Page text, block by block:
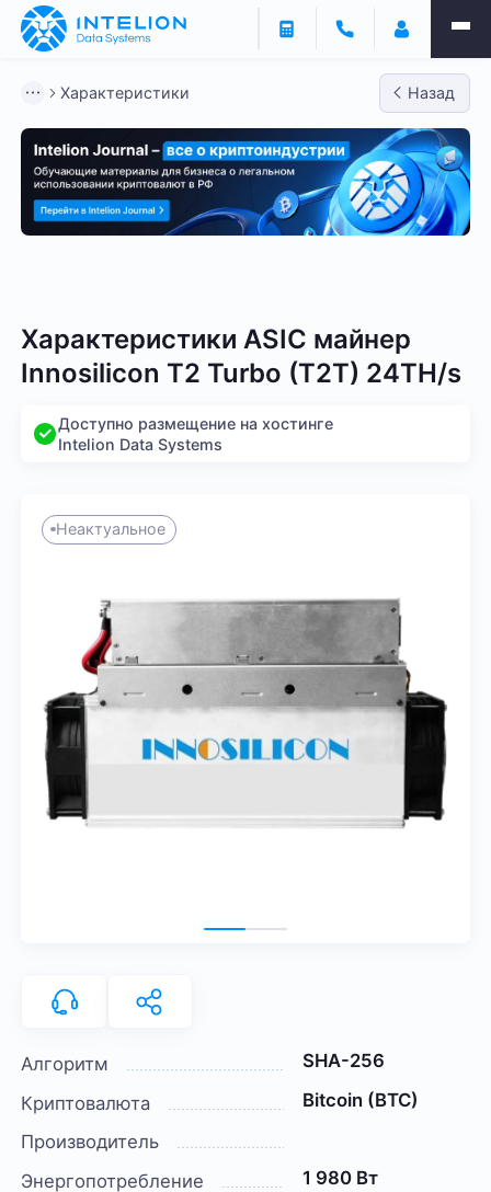
Характеристики Назад
Характеристики ASIC майнер
Innosilicon T2 Turbo (T2T) 24TH/s
Доступно размещение на хостинге
Intelion Data Systems
Неактуальное
Алгоритм
SHA-256
Криптовалюта
Bitcoin (BTC)
Производитель
Энергопотребление
1 980 Вт